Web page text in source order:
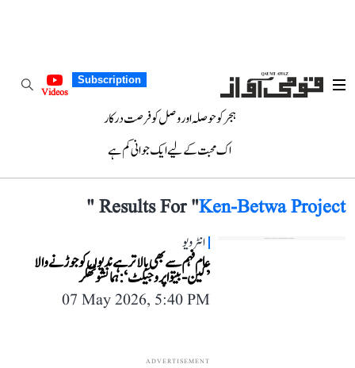
Subscription
Videos
ہجر کو حوصلہ اور وصل کو فرصت درکار
اک محبت کے لیے ایک جوانی کم ہے
Results For "Ken-Betwa Project
"
انٹرویو
عام فہم سے بھی بالاتر ہے ندیوں کو جوڑنے والا
’کین-بیتوا پروجیکٹ‘: ہمانشو ٹھکر
07 May 2026, 5:40 PM
ADVERTISEMENT